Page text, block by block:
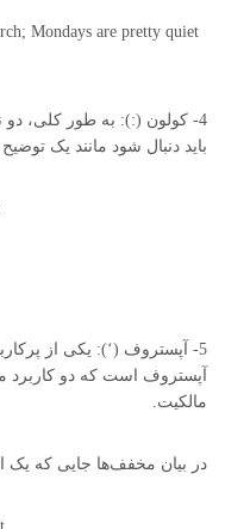
Mondays are pretty quiet
4- کولون (:): به طور کلی،
باید دنبال شود مانند یک
5- آپستروف (‘): یکی از
آپستروف است که دو کاربرد
مالکیت.
در بیان مخفف‌ها جایی که یک